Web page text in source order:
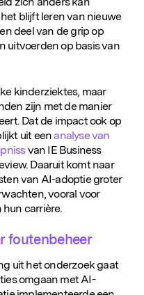
blijft leren van nieuwe
deel van de grip op
uitvoerden op basis van
kinderziektes, maar
zijn met de manier
Dat de impact ook op
uit eenanalyse van
van IE Business
Daaruit komt naar
van AI-adoptie groter
vooral voor
carrière.
foutenbeheer
uit het onderzoek gaat
omgaan met AI-